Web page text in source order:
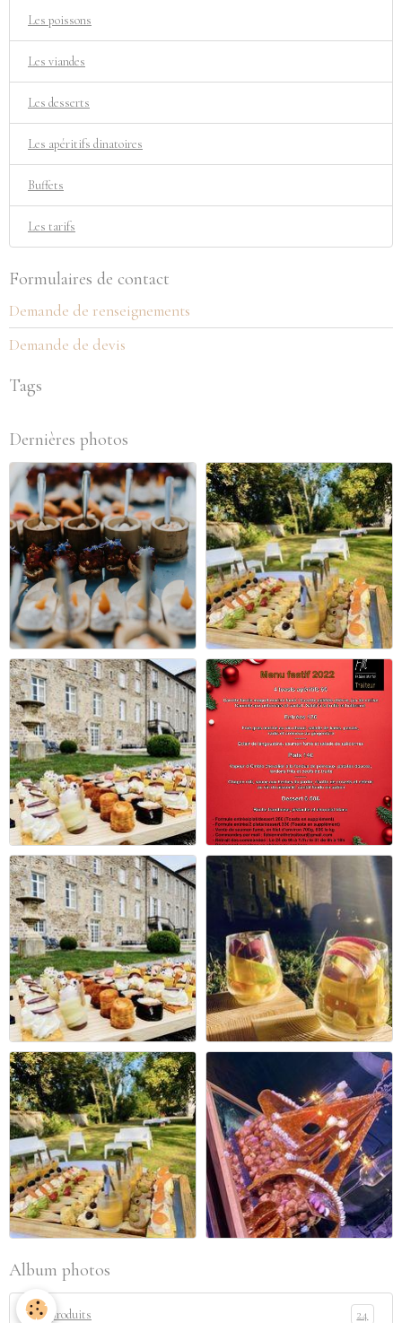
Les poissons
Les viandes
Les desserts
Les apéritifs dinatoires
Buffets
Les tarifs
Formulaires de contact
Demande de renseignements
Demande de devis
Tags
Dernières photos
Album photos
Nos produits 24